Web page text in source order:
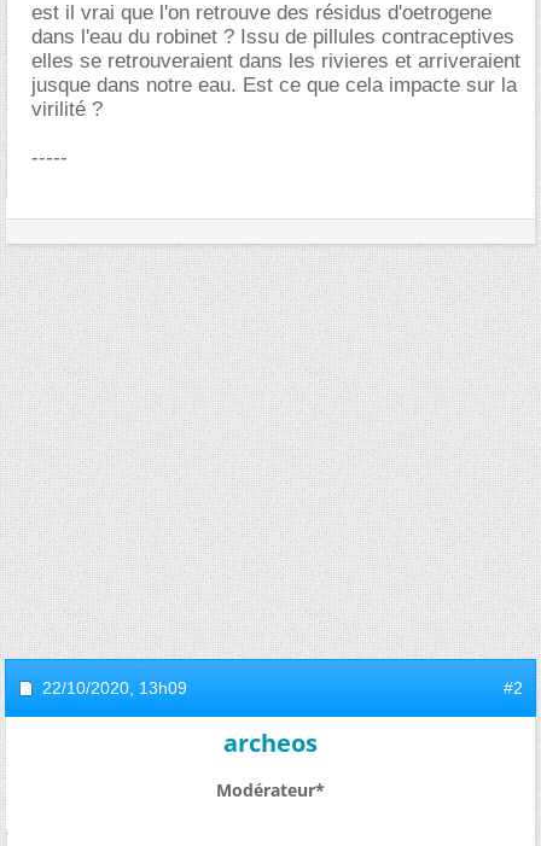
est il vrai que l'on retrouve des résidus d'oetrogene
dans l'eau du robinet ? Issu de pillules contraceptives
elles se retrouveraient dans les rivieres et arriveraient
jusque dans notre eau. Est ce que cela impacte sur la
virilité ?
-----
22/10/2020, 13h09 #2
archeos
Modérateur*